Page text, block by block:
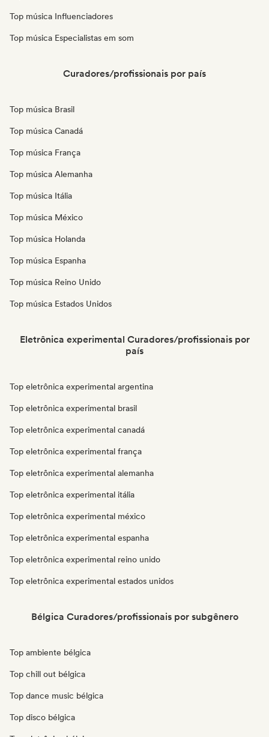
Top música Influenciadores
Top música Especialistas em som
Curadores/profissionais por país
Top música Brasil
Top música Canadá
Top música França
Top música Alemanha
Top música Itália
Top música México
Top música Holanda
Top música Espanha
Top música Reino Unido
Top música Estados Unidos
Eletrônica experimental Curadores/profissionais por
país
Top eletrônica experimental argentina
Top eletrônica experimental brasil
Top eletrônica experimental canadá
Top eletrônica experimental frança
Top eletrônica experimental alemanha
Top eletrônica experimental itália
Top eletrônica experimental méxico
Top eletrônica experimental espanha
Top eletrônica experimental reino unido
Top eletrônica experimental estados unidos
Bélgica Curadores/profissionais por subgênero
Top ambiente bélgica
Top chill out bélgica
Top dance music bélgica
Top disco bélgica